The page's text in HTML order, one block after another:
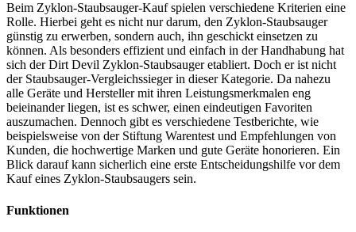
Beim Zyklon-Staubsauger-Kauf spielen verschiedene Kriterien eine
Rolle. Hierbei geht es nicht nur darum, den Zyklon-Staubsauger
günstig zu erwerben, sondern auch, ihn geschickt einsetzen zu
können. Als besonders effizient und einfach in der Handhabung hat
sich der Dirt Devil Zyklon-Staubsauger etabliert. Doch er ist nicht
der Staubsauger-Vergleichssieger in dieser Kategorie. Da nahezu
alle Geräte und Hersteller mit ihren Leistungsmerkmalen eng
beieinander liegen, ist es schwer, einen eindeutigen Favoriten
auszumachen. Dennoch gibt es verschiedene Testberichte, wie
beispielsweise von der Stiftung Warentest und Empfehlungen von
Kunden, die hochwertige Marken und gute Geräte honorieren. Ein
Blick darauf kann sicherlich eine erste Entscheidungshilfe vor dem
Kauf eines Zyklon-Staubsaugers sein.
Funktionen